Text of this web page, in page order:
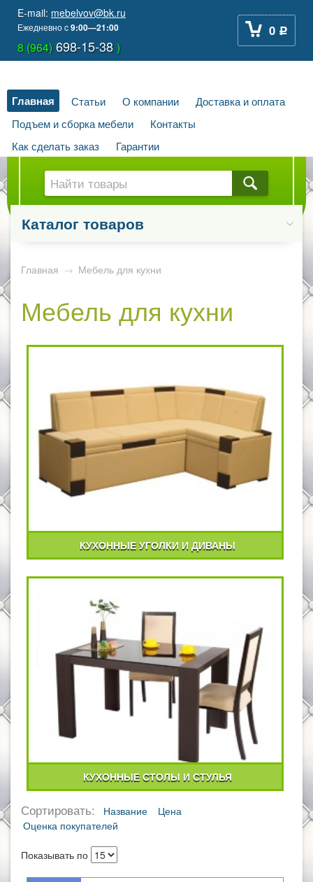
E-mail: mebelvov@bk.ru
Ежедневноc9:00—21:00
8 (964) 698-15-38)
0 Р
Главная Статьи О компании
Доставка и оплата
Подъем и сборка мебели
Контакты
Как сделать заказ
Гарантии
Каталог товаров
Главная → Мебель для кухни
Мебель для кухни
КУХОННЫЕ УГОЛКИ И ДИВАНЫ
КУХОННЫЕ СТОЛЫ И СТУЛЬЯ
Сортировать: Название
Цена
Оценка покупателей
Показывать по